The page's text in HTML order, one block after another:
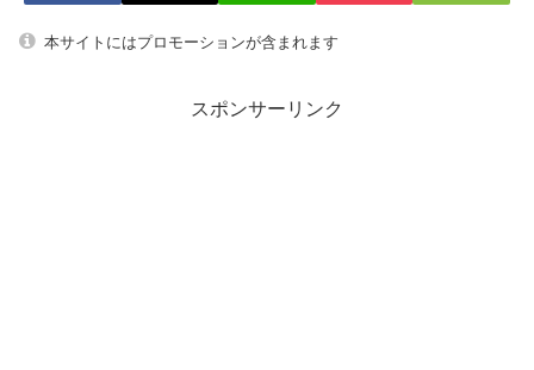
本サイトにはプロモーションが含まれます
スポンサーリンク